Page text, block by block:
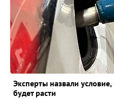
Эксперты назвали
будет расти